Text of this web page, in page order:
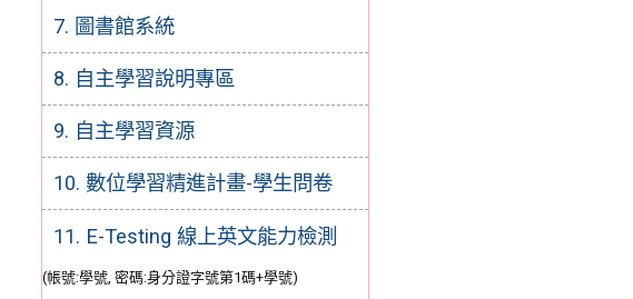
7. 圖書館系統
8. 自主學習說明專區
9. 自主學習資源
10. 數位學習精進計畫-學生問卷
11. E-Testing 線上英文能力檢測
(帳號:學號, 密碼:身分證字號第1碼+學號)